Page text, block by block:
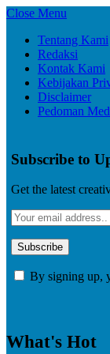
Close Menu
Tentang Kami
Redaksi
Kontak Kami
Kebijakan
Disclaimer
Pedoman
Subscribe to
Get the latest
By signing up,
What's Hot